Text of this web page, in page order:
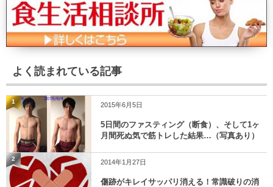
よく読まれている記事
1 2015年6月5日
5日間のファスティング（断食）、そして1ヶ
月間死ぬ気で筋トレした結果…（写真あり）
2 2014年1月27日
傷跡がキレイサッパリ消える！常識破りの消